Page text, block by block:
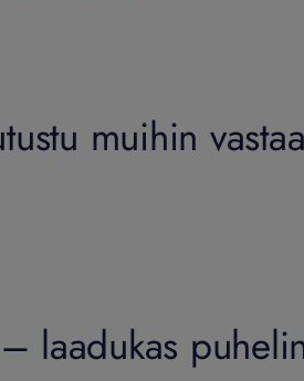
muihin
laadukas